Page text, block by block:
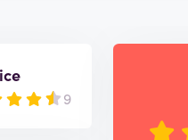
9